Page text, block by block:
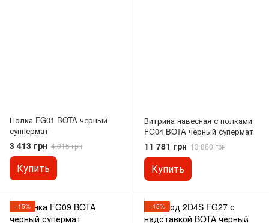
Полка FG01 BOTA черный
суппермат
3 413 грн 4 015 грн
Купить
Витрина навесная с полками
FG04 BOTA черный супермат
11 781 грн 13 860 грн
Купить
−15% −15%